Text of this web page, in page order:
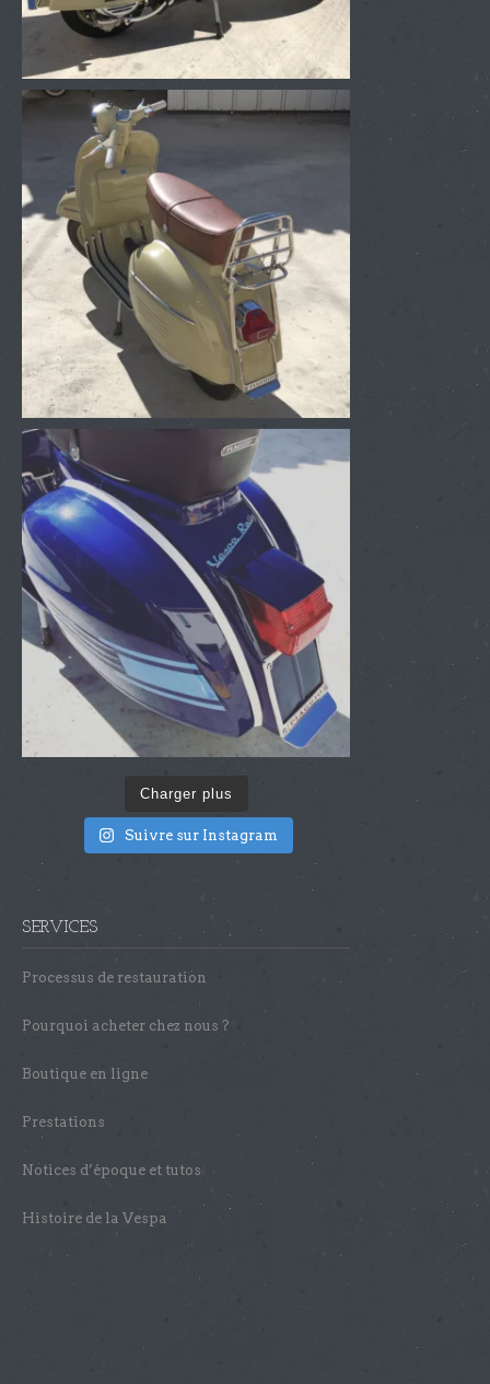
Charger plus
Suivre sur Instagram
SERVICES
Processus de restauration
Pourquoi acheter chez nous ?
Boutique en ligne
Prestations
Notices d’époque et tutos
Histoire de la Vespa